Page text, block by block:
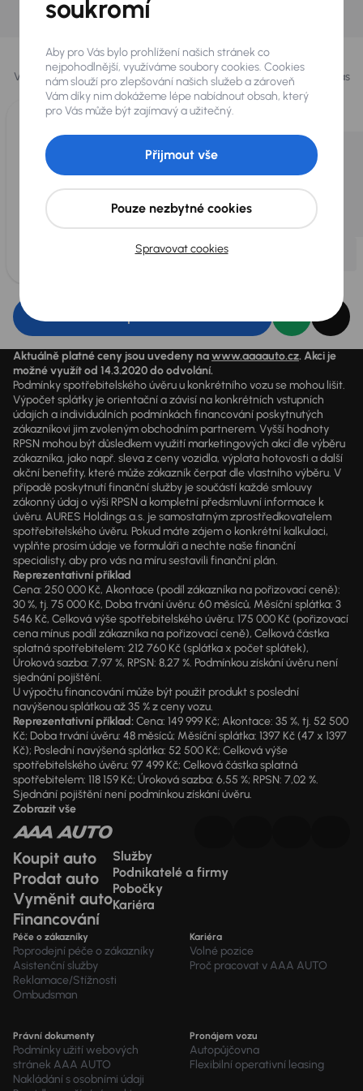
Najít podobný vůz
Vybrali jsme pro vás
Vybíráme pro vás tynejlepší vozy z naší nabídky. Každý den pro vás
vykoupíme až 400 vozů.
Aktuálně platné ceny jsou uvedeny nawww.aaaauto.cz. Akci je
možné využít od 14.3.2020 do odvolání.
Podmínky spotřebitelského úvěru u konkrétního vozu se mohou lišit.
Výpočet splátky je orientační a závisí na konkrétních vstupních
údajích a individuálních podmínkách financování poskytnutých
zákazníkovi jim zvoleným obchodním partnerem. Vyšší hodnoty
RPSN mohou být důsledkem využití marketingových akcí dle výběru
zákazníka, jako např. sleva z ceny vozidla, výplata hotovosti a další
akční benefity, které může zákazník čerpat dle vlastního výběru. V
případě poskytnutí finanční služby je součástí každé smlouvy
zákonný údaj o výši RPSN a kompletní předsmluvní informace k
úvěru. AURES Holdings a.s. je samostatným zprostředkovatelem
spotřebitelského úvěru. Pokud máte zájem o konkrétní kalkulaci,
vyplňte prosím údaje ve formuláři a nechte naše finanční
specialisty, aby pro vás na míru sestavili finanční plán.
Reprezentativní příklad
Cena: 250 000 Kč, Akontace (podíl zákazníka na pořizovací ceně):
30 %, tj. 75 000 Kč, Doba trvání úvěru: 60 měsíců, Měsíční splátka: 3
546 Kč, Celková výše spotřebitelského úvěru: 175 000 Kč (pořizovací
cena mínus podíl zákazníka na pořizovací ceně), Celková částka
splatná spotřebitelem: 212 760 Kč (splátka x počet splátek),
Úroková sazba: 7,97 %, RPSN: 8,27 %. Podmínkou získání úvěru není
sjednání pojištění.
U výpočtu financování může být použit produkt s poslední
navýšenou splátkou až 35 % z ceny vozu.
Reprezentativní příklad:Cena: 149 999 Kč; Akontace: 35 %, tj. 52 500
Kč; Doba trvání úvěru: 48 měsíců; Měsíční splátka: 1397 Kč (47 x 1397
Kč); Poslední navýšená splátka: 52 500 Kč; Celková výše
spotřebitelského úvěru: 97 499 Kč; Celková částka splatná
spotřebitelem: 118 159 Kč; Úroková sazba: 6,55 %; RPSN: 7,02 %.
Sjednání pojištění není podmínkou získání úvěru.
Zobrazit vše
Koupit auto
Prodat auto
Vyměnit auto
Financování
Služby
Podnikatelé a firmy
Pobočky
Kariéra
Péče o zákazníky
Poprodejní péče o zákazníky
Asistenční služby
Reklamace/Stížnosti
Ombudsman
Kariéra
Volné pozice
Proč pracovat v AAA AUTO
Právní dokumenty
Podmínky užití webových
stránek AAA AUTO
Nakládání s osobními údaji
Pronájem vozu
Autopůjčovna
Flexibilní operativní leasing
soukromí
Aby pro Vás bylo prohlížení našich stránek co
nejpohodlnější, využíváme soubory cookies. Cookies
nám slouží pro zlepšování našich služeb a zároveň
Vám díky nim dokážeme lépe nabídnout obsah, který
pro Vás může být zajímavý a užitečný.
Spravovat cookies
Pouze nezbytné cookies
Přijmout vše